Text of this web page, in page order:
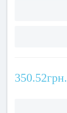
350.52грн.